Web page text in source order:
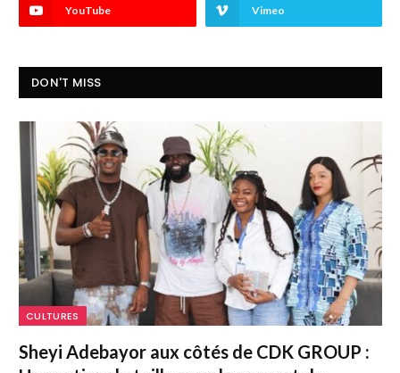
YouTube Vimeo
DON'T MISS
CULTURES
Sheyi Adebayor aux côtés de CDK GROUP :